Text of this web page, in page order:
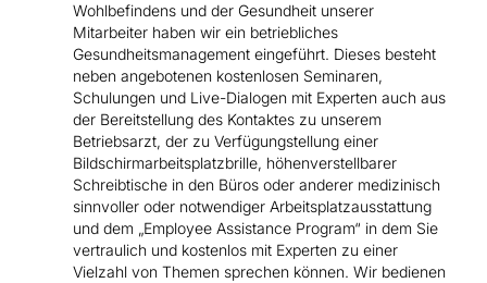
Wohlbefindens und der Gesundheit unserer
Mitarbeiter haben wir ein betriebliches
Gesundheitsmanagement eingeführt. Dieses besteht
neben angebotenen kostenlosen Seminaren,
Schulungen und Live-Dialogen mit Experten auch aus
der Bereitstellung des Kontaktes zu unserem
Betriebsarzt, der zu Verfügungstellung einer
Bildschirmarbeitsplatzbrille, höhenverstellbarer
Schreibtische in den Büros oder anderer medizinisch
sinnvoller oder notwendiger Arbeitsplatzausstattung
und dem „Employee Assistance Program“ in dem Sie
vertraulich und kostenlos mit Experten zu einer
Vielzahl von Themen sprechen können. Wir bedienen